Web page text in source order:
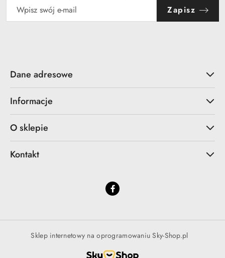
Zapisz
Dane adresowe
Informacje
O sklepie
Kontakt
Sklep internetowy na oprogramowaniu Sky-Shop.pl